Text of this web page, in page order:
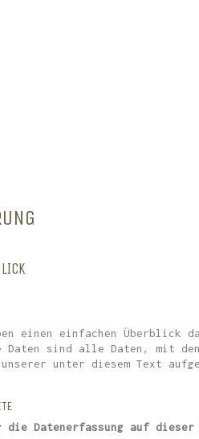
einen einfachen Überblick
Daten sind alle Daten, mit
unserer unter diesem Text
Datenerfassung auf dieser